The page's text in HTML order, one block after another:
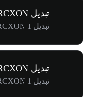
تبدیل LRCXON به PHP
تبدیل 1 LRCXON به ₱18.85K
تبدیل LRCXON به AUD
تبدیل 1 LRCXON به $439.34